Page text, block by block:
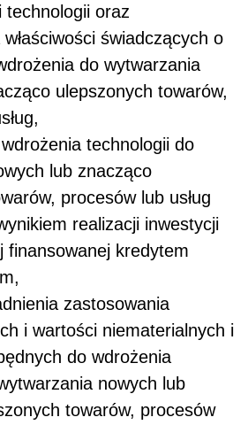
oraz
świadczących o
do wytwarzania
ulepszonych towarów,
technologii do
lub znacząco
procesów lub usług
realizacji inwestycji
finansowanej kredytem
zastosowania
i wartości niematerialnych i
do wdrożenia
nowych lub
towarów, procesów